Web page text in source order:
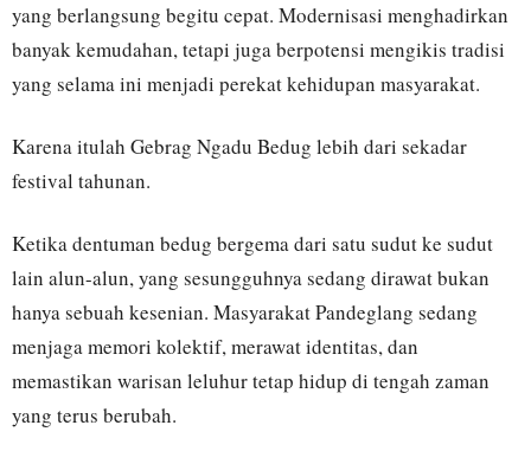
yang berlangsung begitu cepat. Modernisasi menghadirkan
banyak kemudahan, tetapi juga berpotensi mengikis tradisi
yang selama ini menjadi perekat kehidupan masyarakat.
Karena itulah Gebrag Ngadu Bedug lebih dari sekadar
festival tahunan.
Ketika dentuman bedug bergema dari satu sudut ke sudut
lain alun-alun, yang sesungguhnya sedang dirawat bukan
hanya sebuah kesenian. Masyarakat Pandeglang sedang
menjaga memori kolektif, merawat identitas, dan
memastikan warisan leluhur tetap hidup di tengah zaman
yang terus berubah.